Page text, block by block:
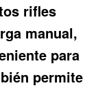
rifles
manual,
para
permite